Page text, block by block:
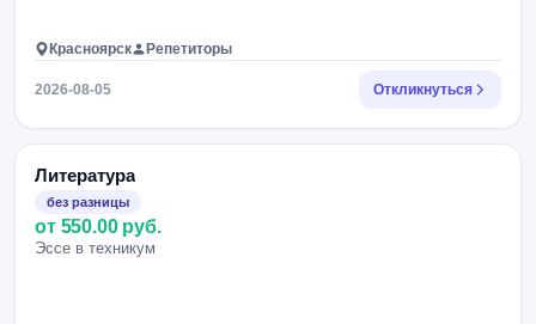
Красноярск Репетиторы
2026-08-05 Откликнуться
Литература
без разницы
от 550.00 руб.
Эссе в техникум